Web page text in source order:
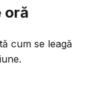
oră
cum se leagă